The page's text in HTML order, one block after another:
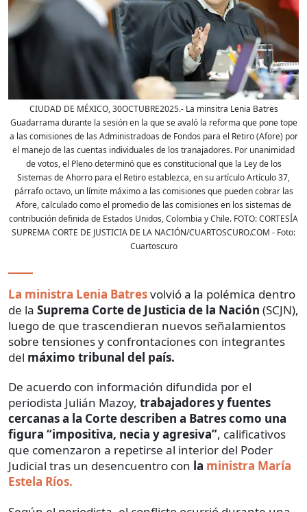
CIUDAD DE MÉXICO, 30OCTUBRE2025.- La minsitra Lenia Batres
Guadarrama durante la sesión en la que se avaló la reforma que pone tope
a las comisiones de las Administradoas de Fondos para el Retiro (Afore) por
el manejo de las cuentas individuales de los tranajadores. Por unanimidad
de votos, el Pleno determinó que es constitucional que la Ley de los
Sistemas de Ahorro para el Retiro establezca, en su artículo Artículo 37,
párrafo octavo, un límite máximo a las comisiones que pueden cobrar las
Afore, calculado como el promedio de las comisiones en los sistemas de
contribución definida de Estados Unidos, Colombia y Chile. FOTO: CORTESÍA
SUPREMA CORTE DE JUSTICIA DE LA NACIÓN/CUARTOSCURO.COM - Foto:
Cuartoscuro
La ministra Lenia Batresvolvió a la polémica dentro
de la Suprema Corte de Justicia de la Nación (SCJN),
luego de que trascendieran nuevos señalamientos
sobre tensiones y confrontaciones con integrantes
del máximo tribunal del país.
De acuerdo con información difundida por el
periodista Julián Mazoy, trabajadores y fuentes
cercanas a la Corte describen a Batres como una
figura “impositiva, necia y agresiva”, calificativos
que comenzaron a repetirse al interior del Poder
Judicial tras un desencuentro con la ministra María
Estela Ríos.